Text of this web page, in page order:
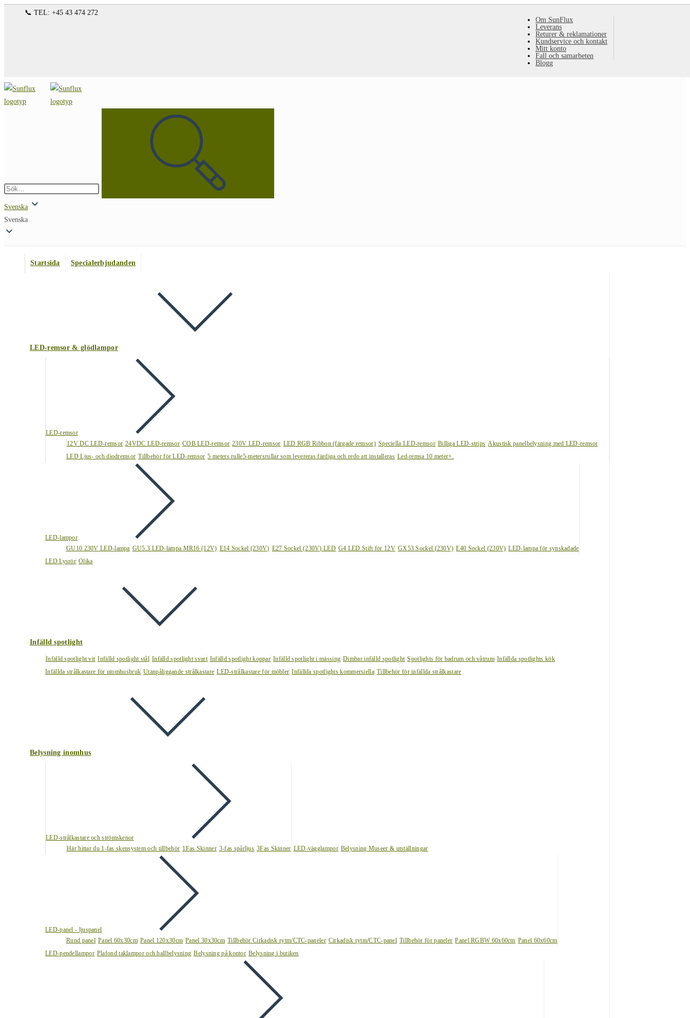
Om SunFlux
Leverans
Returer & reklamationer
Kundservice och kontakt
Mitt konto
Fall och samarbeten
Blogg
📞 TEL: +45 43 474 272
Svenska
Svenska
Startsida Specialerbjudanden
LED-remsor & glödlampor
LED-remsor
12V DC LED-remsor 24VDC LED-remsor COB LED-remsor 230V LED-remsor LED RGB Ribbon (färgade remsor) Speciella LED-remsor Billiga LED-strips Akustisk panelbelysning med LED-remsor
LED Ljus- och diodremsor Tillbehör för LED-remsor 5 meters rulle5-metersrullar som levereras färdiga och redo att installeras Led-remsa 10 meter+.
LED-lampor
GU10 230V LED-lampa GU5.3 LED-lampa MR16 (12V) E14 Sockel (230V) E27 Sockel (230V) LED G4 LED Stift för 12V GX53 Sockel (230V) E40 Sockel (230V) LED-lampa för synskadade
LED Lysrör Olika
Infälld spotlight
Infälld spotlight vit Infälld spotlight stål Infälld spotlight svart Infälld spotlight koppar Infälld spotlight i mässing Dimbar infälld spotlight Spotlights för badrum och våtrum Infällda spotlights kök
Infällda strålkastare för utomhusbruk Utanpåliggande strålkastare LED-strålkastare för möbler Infällda spotlights kommersiella Tillbehör för infällda strålkastare
Belysning inomhus
LED-strålkastare och strömskenor
Här hittar du 1-fas skensystem och tillbehör 1Fas Skinner 3-fas spårljus 3Fas Skinner LED-vägglampor Belysning Museer & utställningar
LED-panel - ljuspanel
Rund panel Panel 60x30cm Panel 120x30cm Panel 30x30cm Tillbehör Cirkadisk rytm/CTC-paneler Cirkadisk rytm/CTC-panel Tillbehör för paneler Panel RGBW 60x60cm Panel 60x60cm
LED-pendellampor Plafond taklampor och hallbelysning Belysning på kontor Belysning i butiken